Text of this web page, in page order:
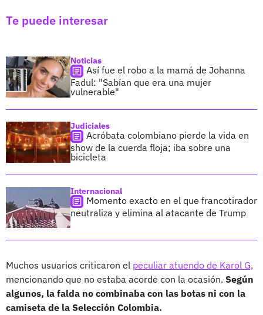
Te puede interesar
Noticias
Así fue el robo a la mamá de Johanna
Fadul: "Sabían que era una mujer
vulnerable"
Judiciales
Acróbata colombiano pierde la vida en
show de la cuerda floja; iba sobre una
bicicleta
Internacional
Momento exacto en el que francotirador
neutraliza y elimina al atacante de Trump
Muchos usuarios criticaron el peculiar atuendo de Karol G,
mencionando que no estaba acorde con la ocasión. Según
algunos, la falda no combinaba con las botas ni con la
camiseta de la Selección Colombia.